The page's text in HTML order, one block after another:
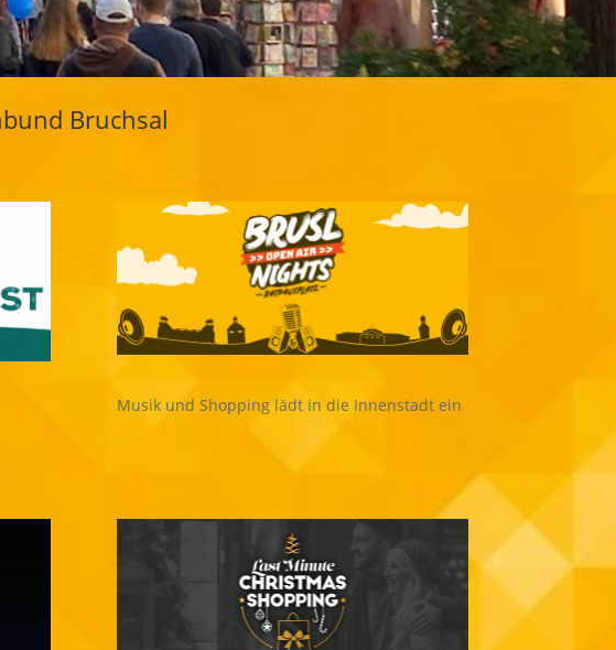
Bruchsal
Musik und Shopping lädt in die Innenstadt ein